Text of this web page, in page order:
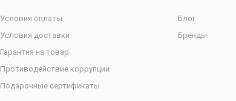
Условия оплаты
Условия доставки
Гарантия на товар
Противодействие коррупции
Подарочные сертификаты
Блог
Бренды